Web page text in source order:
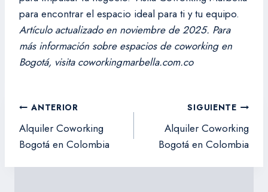
para encontrar el espacio ideal para ti y tu equipo.
Artículo actualizado en noviembre de 2025. Para
más información sobre espacios de coworking en
Bogotá, visita coworkingmarbella.com.co
Navegación
de
entradas
ANTERIOR
Alquiler Coworking
Bogotá en Colombia
SIGUIENTE
Alquiler Coworking
Bogotá en Colombia